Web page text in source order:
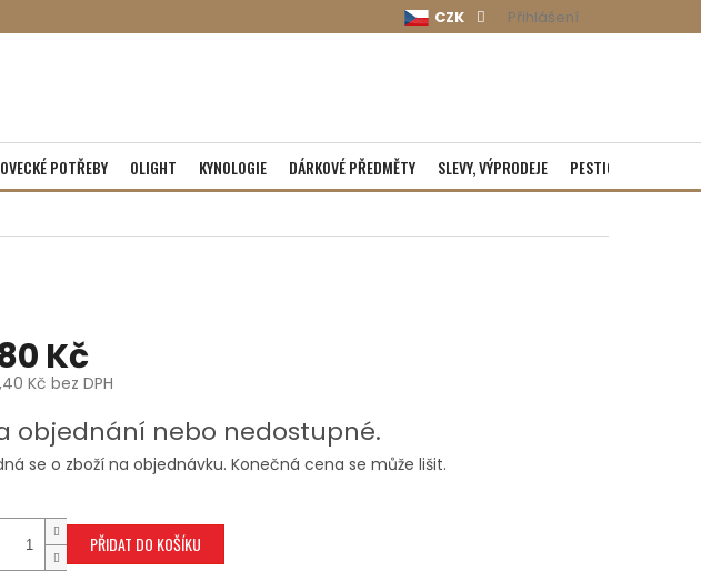
CZK Přihlášení
POTŘEBY OLIGHT KYNOLOGIE DÁRKOVÉ PŘEDMĚTY SLEVY, VÝPRODEJE PESTICIDY
Kč
Kč bez DPH
objednání nebo nedostupné.
se o zboží na objednávku. Konečná cena se může lišit.
PŘIDAT DO KOŠÍKU